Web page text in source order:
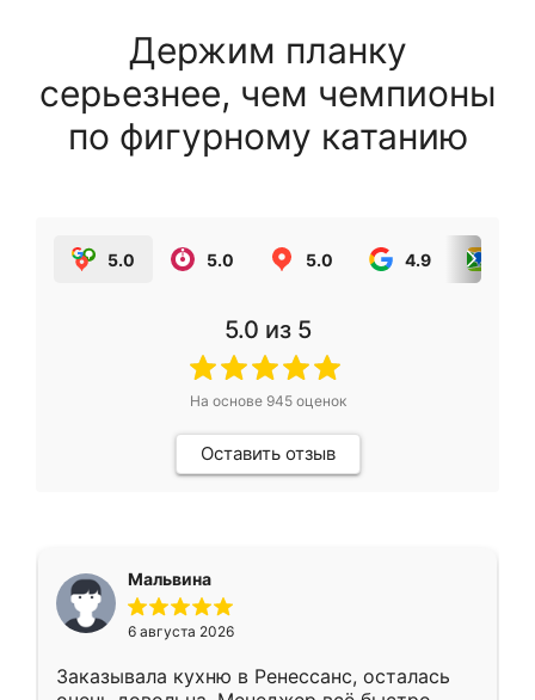
Держим планку
серьезнее, чем чемпионы
по фигурному катанию
5.0 5.0 5.0 4.9
5.0 из 5
На основе 945оценок
Оставить отзыв
Мальвина
6 августа 2026
Заказывала кухню в Ренессанс, осталась